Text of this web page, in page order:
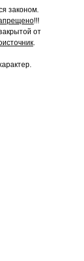
законом.
!!!
от